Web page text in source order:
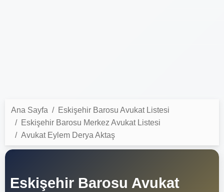
Ana Sayfa
Eskişehir Barosu Avukat Listesi
Eskişehir Barosu Merkez Avukat Listesi
Avukat Eylem Derya Aktaş
Eskişehir Barosu Avukat